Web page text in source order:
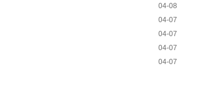
04-08
04-07
04-07
04-07
04-07